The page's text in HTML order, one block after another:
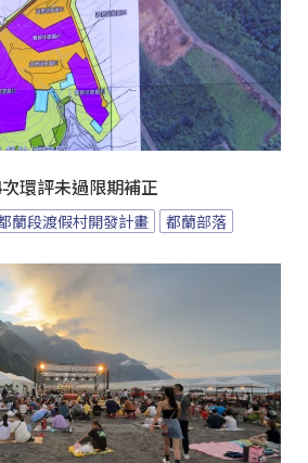
環評未過限期補正
蘭段渡假村開發計畫 都蘭部落